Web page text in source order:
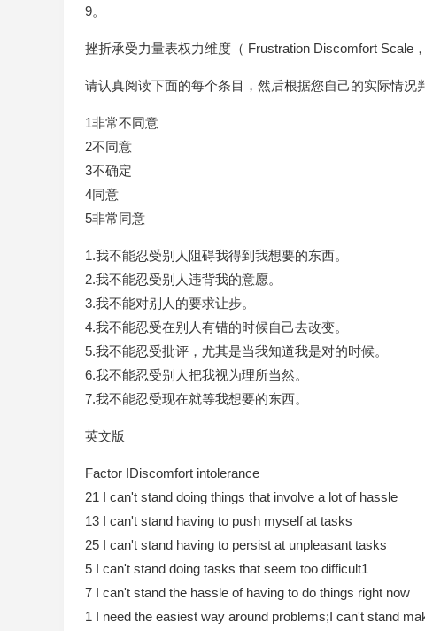
9。
挫折承受力量表权力维度（ Frustration Discomfort Scale，
请认真阅读下面的每个条目，然后根据您自己的实际情况
1非常不同意
2不同意
3不确定
4同意
5非常同意
1.我不能忍受别人阻碍我得到我想要的东西。
2.我不能忍受别人违背我的意愿。
3.我不能对别人的要求让步。
4.我不能忍受在别人有错的时候自己去改变。
5.我不能忍受批评，尤其是当我知道我是对的时候。
6.我不能忍受别人把我视为理所当然。
7.我不能忍受现在就等我想要的东西。
英文版
Factor IDiscomfort intolerance
21 I can't stand doing things that involve a lot of hassle
13 I can't stand having to push myself at tasks
25 I can't stand having to persist at unpleasant tasks
5 I can't stand doing tasks that seem too difficult1
7 I can't stand the hassle of having to do things right now
1 I need the easiest way around problems;I can't stand